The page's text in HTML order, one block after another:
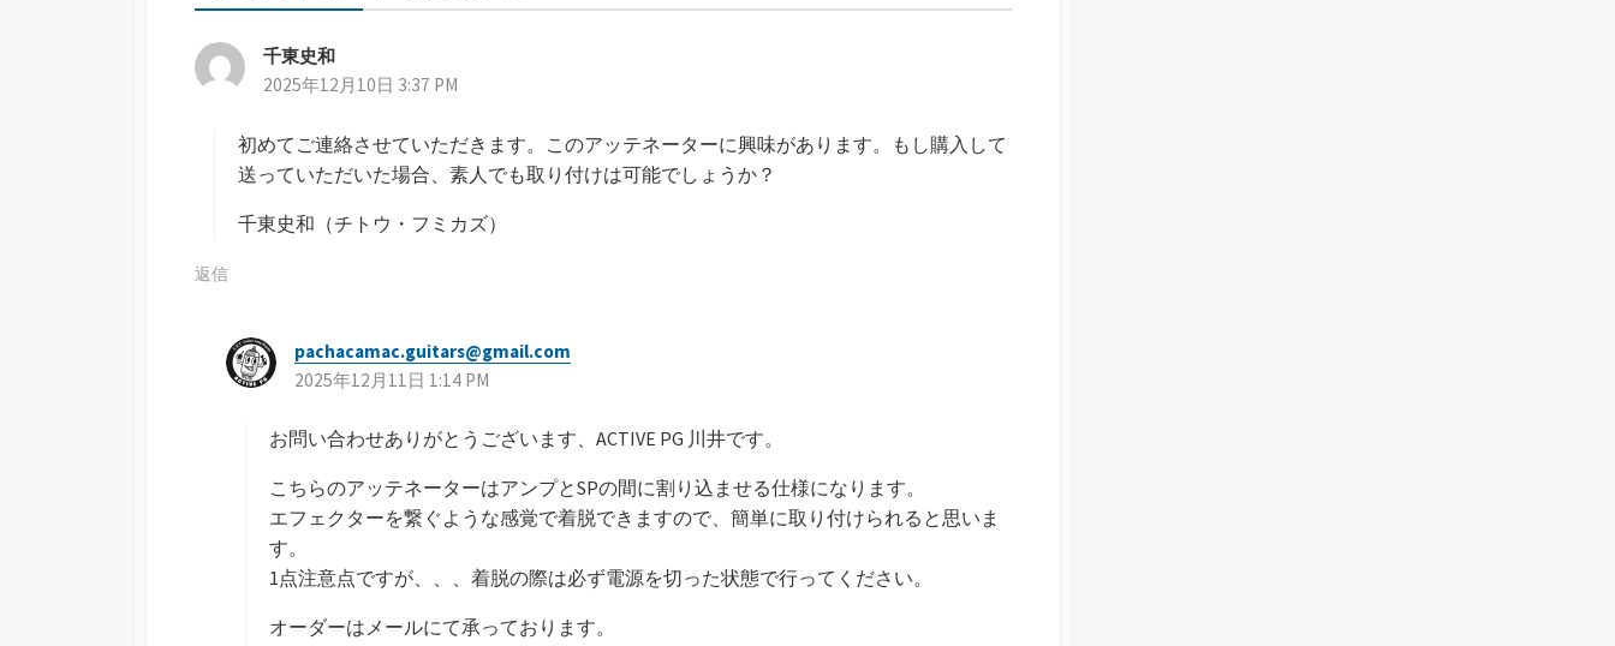
千東史和
り
2025年12月10日 3:37 PM
初めてご連絡させていただきます。このアッテネーターに興味があります。もし購入して
送っていただいた場合、素人でも取り付けは可能でしょうか？
千東史和（チトウ・フミカズ）
返信
pachacamac.guitars@gmail.com
2025年12月11日 1:14 PM
お問い合わせありがとうございます、ACTIVE PG 川井です。
こちらのアッテネーターはアンプとSPの間に割り込ませる仕様になります。
エフェクターを繋ぐような感覚で着脱できますので、簡単に取り付けられると思いま
す。
1点注意点ですが、、、着脱の際は必ず電源を切った状態で行ってください。
オーダーはメールにて承っております。